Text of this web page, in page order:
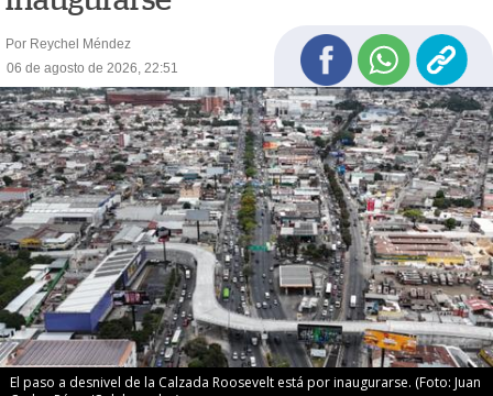
Por Reychel Méndez
06 de agosto de 2026, 22:51
El paso a desnivel de la Calzada Roosevelt está por inaugurarse. (Foto: Juan